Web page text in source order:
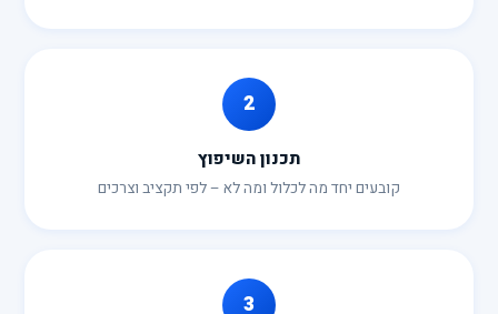
2
תכנון השיפוץ
קובעים יחד מה לכלול ומה לא – לפי תקציב וצרכים
3